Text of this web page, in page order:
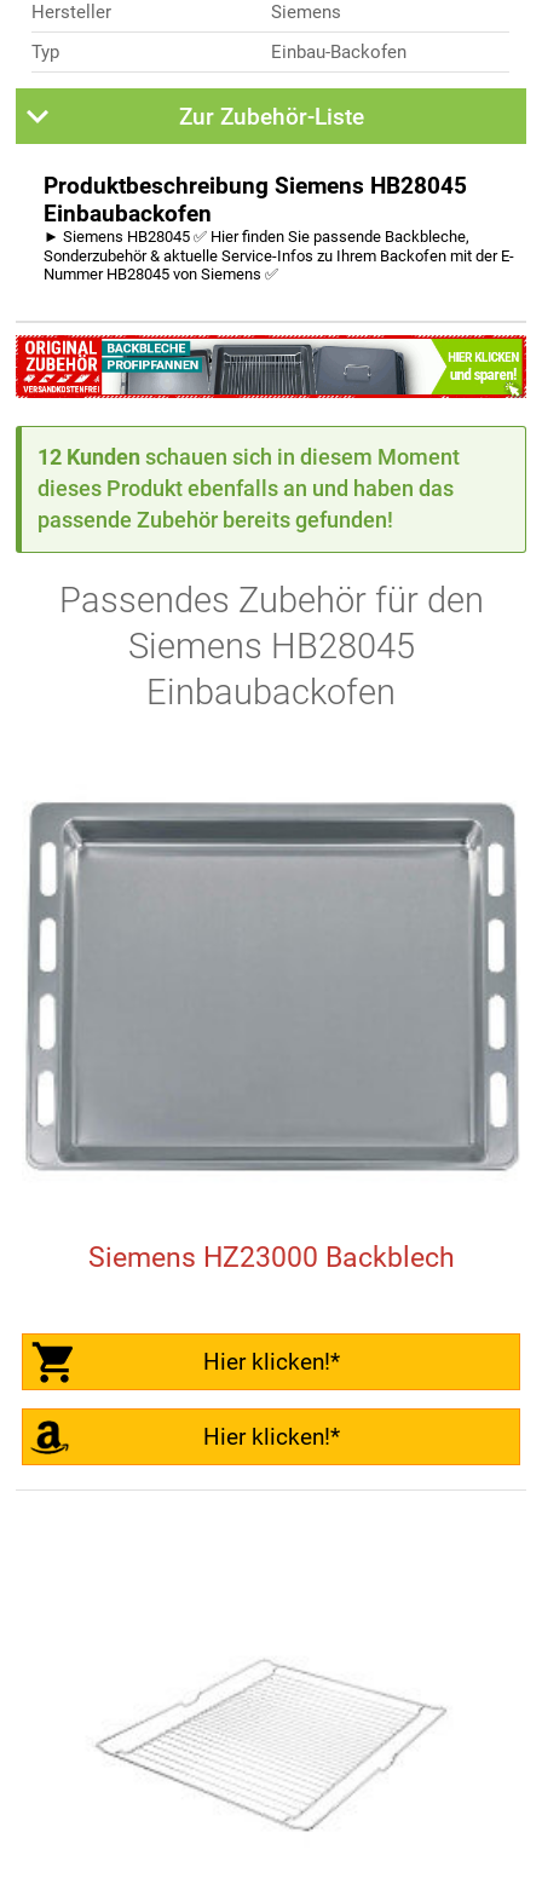
Hersteller
Siemens
Typ
Einbau-Backofen
Zur Zubehör-Liste
Produktbeschreibung Siemens HB28045
Einbaubackofen
► Siemens HB28045 ✅ Hier finden Sie passende Backbleche,
Sonderzubehör & aktuelle Service-Infos zu Ihrem Backofen mit der E-
Nummer HB28045 von Siemens ✅
12 Kunden schauen sich in diesem Moment
dieses Produkt ebenfalls an und haben das
passende Zubehör bereits gefunden!
Passendes Zubehör für den
Siemens HB28045
Einbaubackofen
Siemens HZ23000 Backblech
Hier klicken!*
Hier klicken!*